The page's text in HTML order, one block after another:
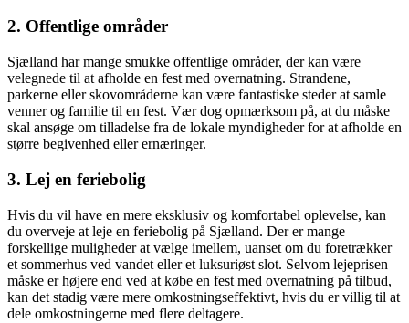
2. Offentlige områder
Sjælland har mange smukke offentlige områder, der kan være
velegnede til at afholde en fest med overnatning. Strandene,
parkerne eller skovområderne kan være fantastiske steder at samle
venner og familie til en fest. Vær dog opmærksom på, at du måske
skal ansøge om tilladelse fra de lokale myndigheder for at afholde en
større begivenhed eller ernæringer.
3. Lej en feriebolig
Hvis du vil have en mere eksklusiv og komfortabel oplevelse, kan
du overveje at leje en feriebolig på Sjælland. Der er mange
forskellige muligheder at vælge imellem, uanset om du foretrækker
et sommerhus ved vandet eller et luksuriøst slot. Selvom lejeprisen
måske er højere end ved at købe en fest med overnatning på tilbud,
kan det stadig være mere omkostningseffektivt, hvis du er villig til at
dele omkostningerne med flere deltagere.